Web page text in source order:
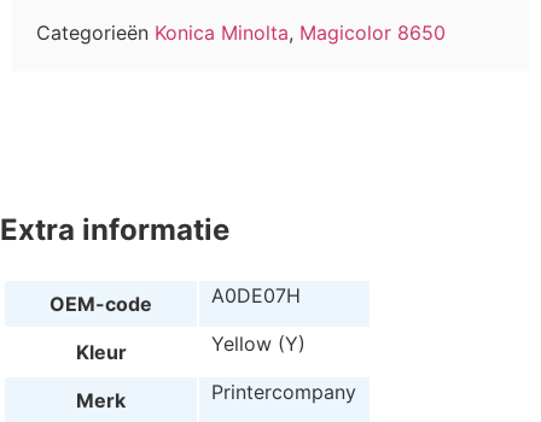
Categorieën Konica Minolta, Magicolor 8650
Extra informatie
OEM-code A0DE07H
Kleur Yellow (Y)
Merk Printercompany